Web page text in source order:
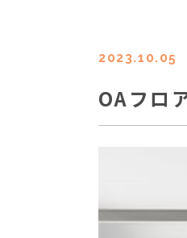
2023.10.05
OAフロ